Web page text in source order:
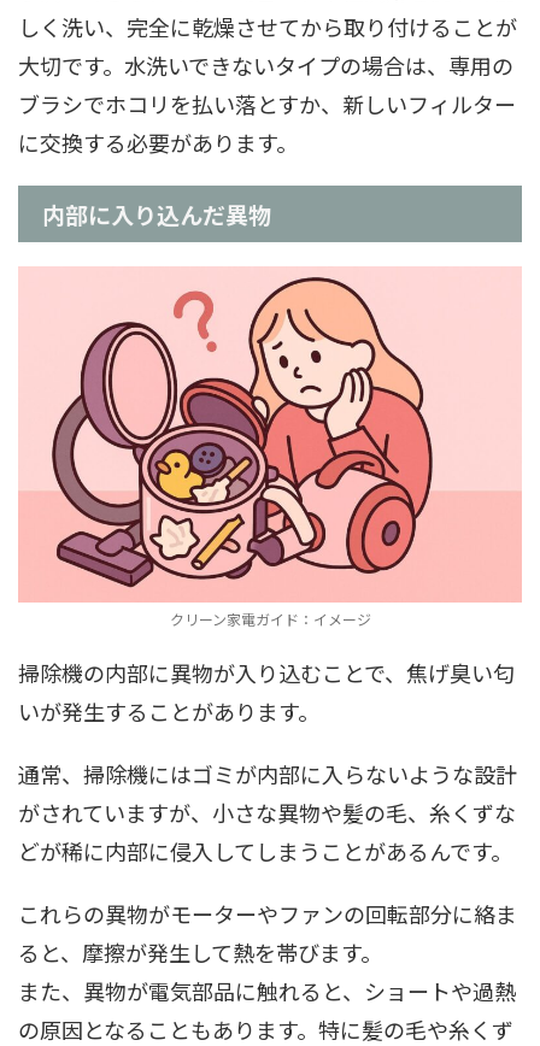
しく洗い、完全に乾燥させてから取り付けることが
大切です。水洗いできないタイプの場合は、専用の
ブラシでホコリを払い落とすか、新しいフィルター
に交換する必要があります。
内部に入り込んだ異物
クリーン家電ガイド：イメージ
掃除機の内部に異物が入り込むことで、焦げ臭い匂
いが発生することがあります。
通常、掃除機にはゴミが内部に入らないような設計
がされていますが、小さな異物や髪の毛、糸くずな
どが稀に内部に侵入してしまうことがあるんです。
これらの異物がモーターやファンの回転部分に絡ま
ると、摩擦が発生して熱を帯びます。
また、異物が電気部品に触れると、ショートや過熱
の原因となることもあります。特に髪の毛や糸くず